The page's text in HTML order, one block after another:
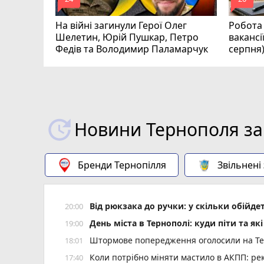
На війні загинули Герої Олег
Шелетин, Юрій Пушкар, Петро
Федів та Володимир Паламарчук
Робота
серпня)
Новини Тернополя за
Бренди Тернопілля
20:00 Від рюкзака до ручки: у скільки
19:00 День міста в Тернополі: куди піти та
18:01 Штормове попередження оголосили на
17:40 Коли потрібно міняти мастило в АКПП: